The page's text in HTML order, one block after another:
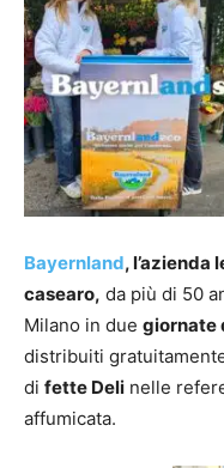
Bayernland,
casearo, da più di 50
Milano in due giornate
distribuiti
di fette Deli nelle
affumicata.